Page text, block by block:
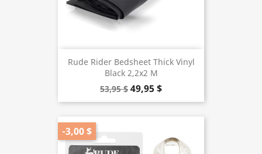
Rude Rider Bedsheet Thick Vinyl
Black 2,2x2 M
53,95 $ 49,95 $
-3,00 $